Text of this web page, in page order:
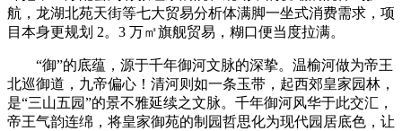
航，龙湖北苑天街等七大贸易分析体满脚一坐式消费需求，项
目本身更规划 2。3 万㎡旗舰贸易，糊口便当度拉满。
“御”的底蕴，源于千年御河文脉的深挚。温榆河做为帝王
北巡御道，九帝偏心！清河则如一条玉带，起西郊皇家园林，
是“三山五园”的景不雅延续之文脉。千年御河风华于此交汇，
帝王气韵连绵，将皇家御苑的制园哲思化为现代园居底色，让